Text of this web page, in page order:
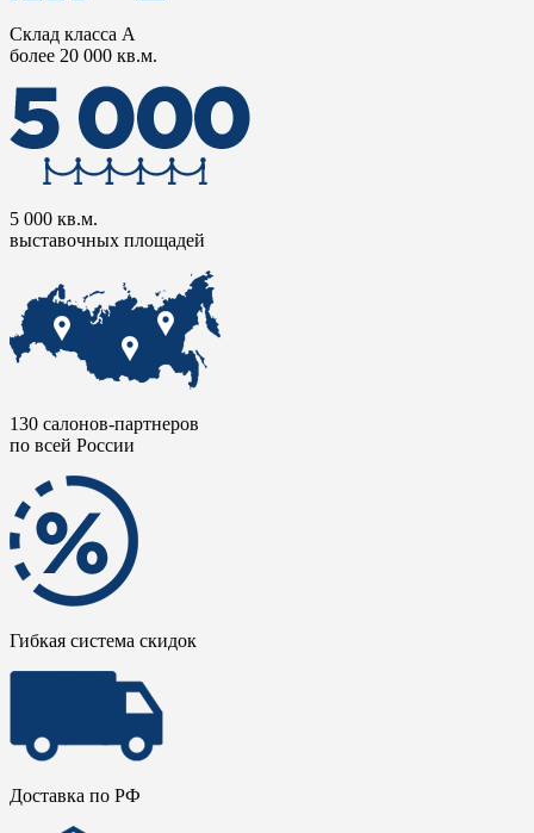
Склад класса А
более 20 000 кв.м.
5 000 кв.м.
выставочных площадей
130 салонов-партнеров
по всей России
Гибкая система скидок
Доставка по РФ